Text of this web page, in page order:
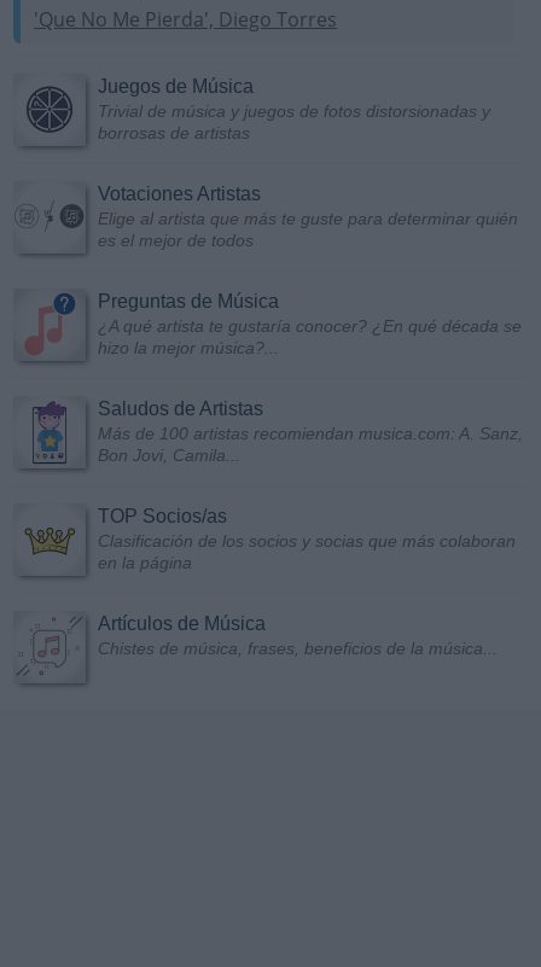
'Que No Me Pierda', Diego Torres
Juegos de Música
Trivial de música y juegos de fotos distorsionadas y
borrosas de artistas
Votaciones Artistas
Elige al artista que más te guste para determinar quién
es el mejor de todos
Preguntas de Música
¿A qué artista te gustaría conocer? ¿En qué década se
hizo la mejor música?...
Saludos de Artistas
Más de 100 artistas recomiendan musica.com: A. Sanz,
Bon Jovi, Camila...
TOP Socios/as
Clasificación de los socios y socias que más colaboran
en la página
Artículos de Música
Chistes de música, frases, beneficios de la música...